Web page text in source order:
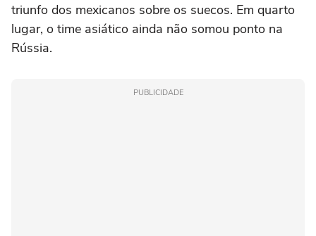
triunfo dos mexicanos sobre os suecos. Em quarto
lugar, o time asiático ainda não somou ponto na
Rússia.
PUBLICIDADE